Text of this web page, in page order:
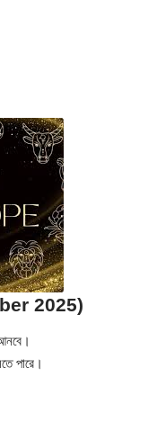
2025)
পারে।